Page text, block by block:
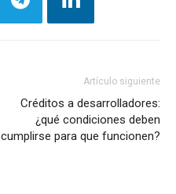
Artículo siguiente
Créditos a desarrolladores:
¿qué condiciones deben
cumplirse para que funcionen?